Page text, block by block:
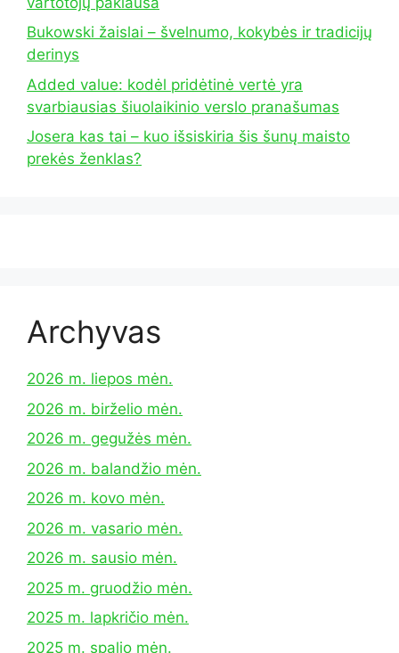
Bukowski žaislai – švelnumo, kokybės ir tradicijų
derinys
Added value: kodėl pridėtinė vertė yra
svarbiausias šiuolaikinio verslo pranašumas
Josera kas tai – kuo išsiskiria šis šunų maisto
prekės ženklas?
Archyvas
2026 m. liepos mėn.
2026 m. birželio mėn.
2026 m. gegužės mėn.
2026 m. balandžio mėn.
2026 m. kovo mėn.
2026 m. vasario mėn.
2026 m. sausio mėn.
2025 m. gruodžio mėn.
2025 m. lapkričio mėn.
2025 m. spalio mėn.